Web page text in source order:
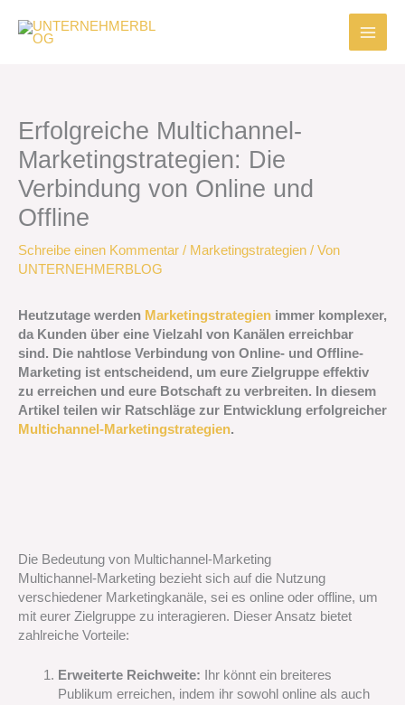
Inhalt
springen
Erfolgreiche Multichannel-
Marketingstrategien: Die
Verbindung von Online und
Offline
Schreibe einen Kommentar / Marketingstrategien / Von
UNTERNEHMERBLOG
Heutzutage werden Marketingstrategien immer komplexer,
da Kunden über eine Vielzahl von Kanälen erreichbar
sind. Die nahtlose Verbindung von Online- und Offline-
Marketing ist entscheidend, um eure Zielgruppe effektiv
zu erreichen und eure Botschaft zu verbreiten. In diesem
Artikel teilen wir Ratschläge zur Entwicklung erfolgreicher
Multichannel-Marketingstrategien.
Die Bedeutung von Multichannel-Marketing
Multichannel-Marketing bezieht sich auf die Nutzung
verschiedener Marketingkanäle, sei es online oder offline, um
mit eurer Zielgruppe zu interagieren. Dieser Ansatz bietet
zahlreiche Vorteile:
Erweiterte Reichweite: Ihr könnt ein breiteres
Publikum erreichen, indem ihr sowohl online als auch